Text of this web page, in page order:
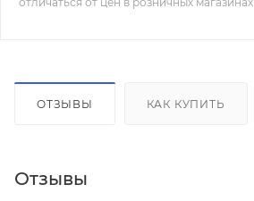
ОТЗЫВЫ КАК КУПИТЬ
Отзывы